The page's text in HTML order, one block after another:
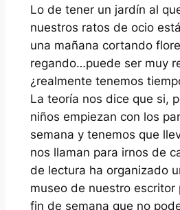
Lo de tener un jardín al
nuestros ratos de ocio
una mañana cortando
regando…puede ser muy
¿realmente tenemos
La teoría nos dice que si,
niños empiezan con los
semana y tenemos que
nos llaman para irnos de
de lectura ha organizado
museo de nuestro
fin de semana que no